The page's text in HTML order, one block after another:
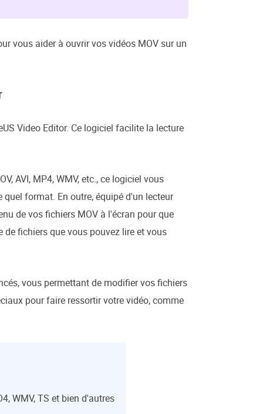
vous aider à ouvrir vos vidéos MOV sur un
Video Editor. Ce logiciel facilite la lecture
AVI, MP4, WMV, etc., ce logiciel vous
format. En outre, équipé d'un lecteur
de vos fichiers MOV à l'écran pour que
fichiers que vous pouvez lire et vous
vous permettant de modifier vos fichiers
pour faire ressortir votre vidéo, comme
WMV, TS et bien d'autres